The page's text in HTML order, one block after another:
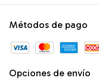
Métodos de pago
Opciones de envío